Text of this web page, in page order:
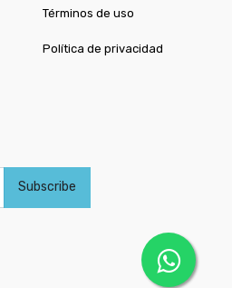
Términos de uso
Política de privacidad
Subscribe